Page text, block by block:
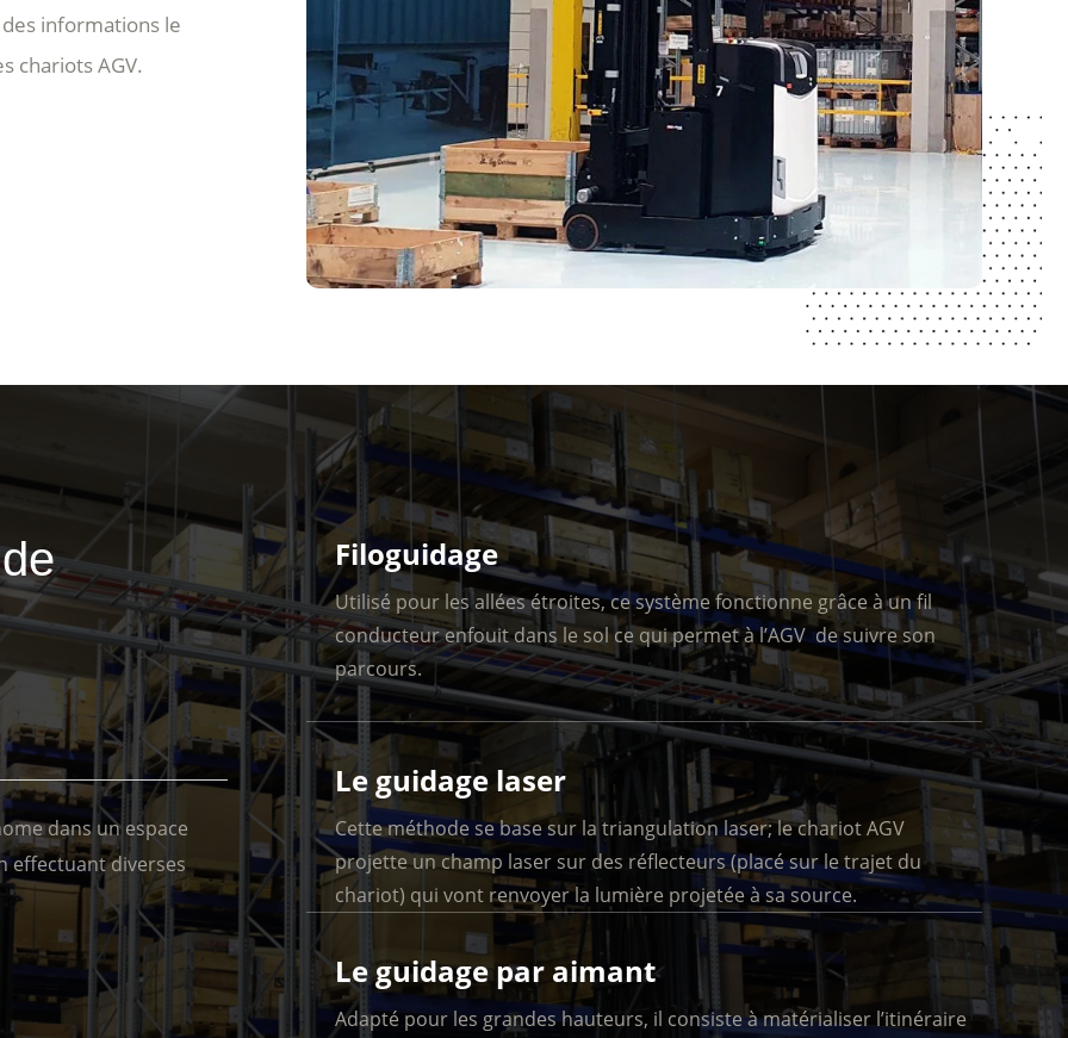
informations le
chariots AGV.
dans un espace
effectuant diverses
Filoguidage
Utilisé pour les allées étroites, ce système fonctionne grâce à un fil
conducteur enfouit dans le sol ce qui permet à l’AGV de suivre son
parcours.
Le guidage laser
Cette méthode se base sur la triangulation laser; le chariot AGV
projette un champ laser sur des réflecteurs (placé sur le trajet du
chariot) qui vont renvoyer la lumière projetée à sa source.
Le guidage par aimant
Adapté pour les grandes hauteurs, il consiste à matérialiser l’itinéraire